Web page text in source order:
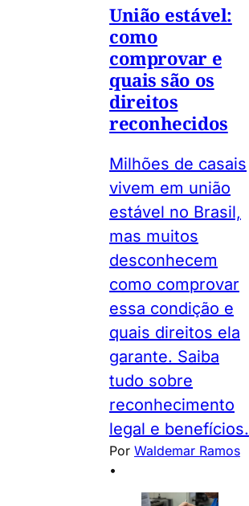
União estável:
como
comprovar e
quais são os
direitos
reconhecidos
Milhões de casais
vivem em união
estável no Brasil,
mas muitos
desconhecem
como comprovar
essa condição e
quais direitos ela
garante. Saiba
tudo sobre
reconhecimento
legal e benefícios.
Por Waldemar Ramos
•